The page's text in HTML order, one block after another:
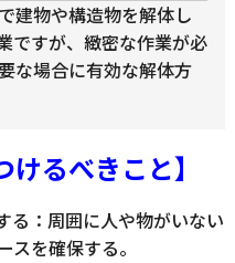
建物や構造物を解体し
ですが、緻密な作業が必
な場合に有効な解体方
けるべきこと】
：周囲に人や物がいない
を確保する。